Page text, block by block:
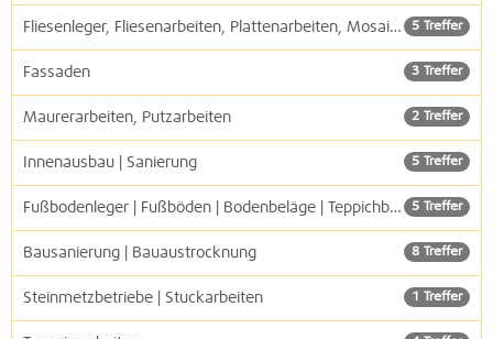
5 Treffer
Fliesenleger, Fliesenarbeiten, Plattenarbeiten, Mosaikgestaltung
3 Treffer
Fassaden
2 Treffer
Maurerarbeiten, Putzarbeiten
5 Treffer
Innenausbau | Sanierung
5 Treffer
Fußbodenleger | Fußböden | Bodenbeläge | Teppichböden
8 Treffer
Bausanierung | Bauaustrocknung
1 Treffer
Steinmetzbetriebe | Stuckarbeiten